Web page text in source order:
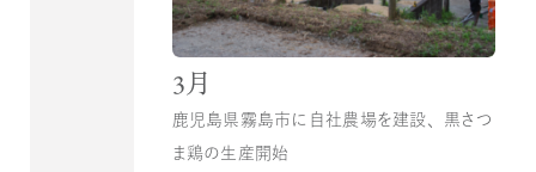
3月
鹿児島県霧島市に自社農場を建設、黒さつ
ま鶏の生産開始